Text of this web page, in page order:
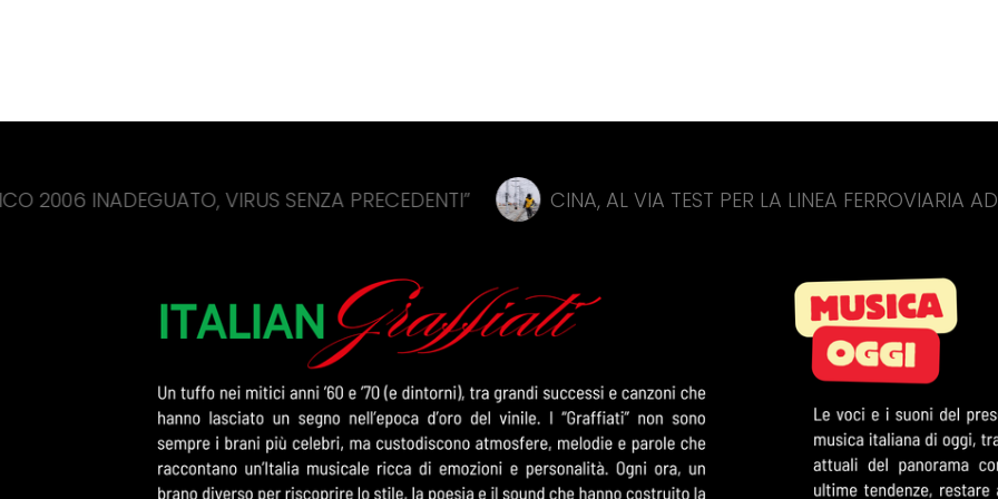
VIRUS SENZA PRECEDENTI” CINA, AL VIA TEST PER LA LINEA FERROVIARIA AD ALTA